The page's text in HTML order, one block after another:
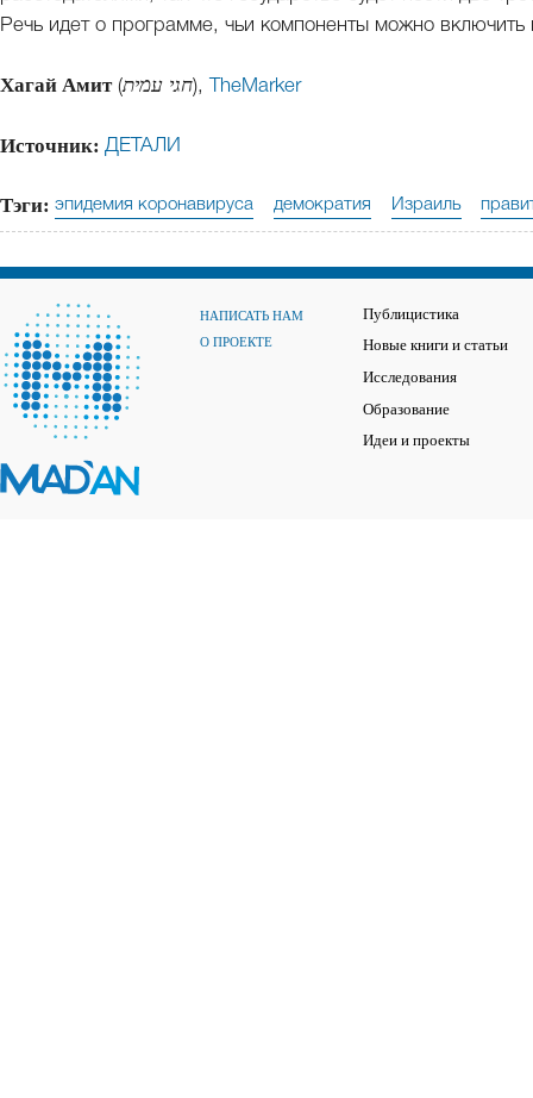
Речь идет о программе, чьи компоненты можно
Хагай Амит(חגי עמית), TheMarker
Источник: ДЕТАЛИ
Тэги: эпидемия коронавируса демократия Израиль
НАПИСАТЬ НАМ
О ПРОЕКТЕ
Публицистика
Новые книги и статьи
Исследования
Образование
Идеи и проекты